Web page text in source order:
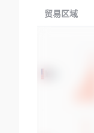
贸易区域